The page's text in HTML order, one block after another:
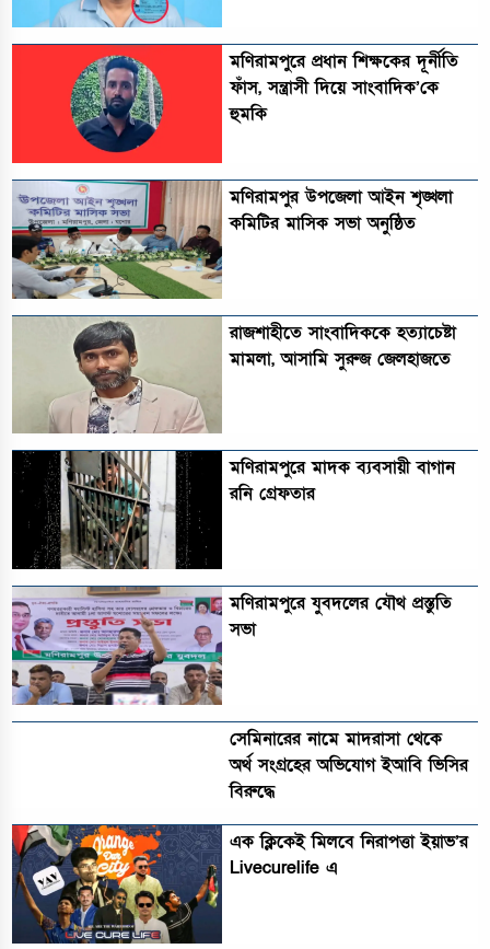
মণিরামপুরে প্রধান শিক্ষকের দূর্নীতি
ফাঁস, সন্ত্রাসী দিয়ে সাংবাদিক’কে
হুমকি
মণিরামপুর উপজেলা আইন শৃঙ্খলা
কমিটির মাসিক সভা অনুষ্ঠিত‎‎
রাজশাহীতে সাংবাদিককে হত্যাচেষ্টা
মামলা, আসামি সুরুজ জেলহাজতে
মণিরামপুরে মাদক ব্যবসায়ী বাগান
রনি গ্রেফতার
মণিরামপুরে যুবদলের যৌথ প্রস্তুতি
সভা
সেমিনারের নামে মাদরাসা থেকে
অর্থ সংগ্রহের অভিযোগ ইআবি ভিসির
বিরুদ্ধে
এক ক্লিকেই মিলবে নিরাপত্তা ইয়াভ’র
Livecurelife এ